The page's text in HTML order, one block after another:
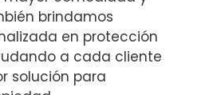
brindamos
en protección
a cada cliente
solución para